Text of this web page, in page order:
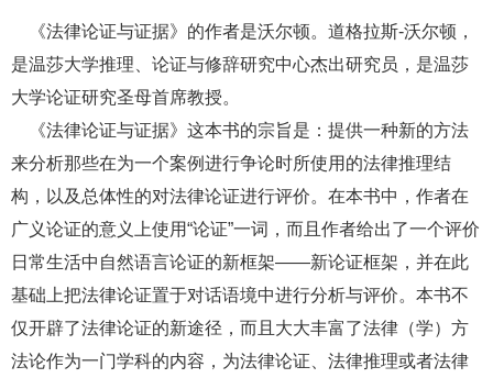
《法律论证与证据》的作者是沃尔顿。道格拉斯-沃尔顿，
是温莎大学推理、论证与修辞研究中心杰出研究员，是温莎
大学论证研究圣母首席教授。
《法律论证与证据》这本书的宗旨是：提供一种新的方法
来分析那些在为一个案例进行争论时所使用的法律推理结
构，以及总体性的对法律论证进行评价。在本书中，作者在
广义论证的意义上使用“论证”一词，而且作者给出了一个评价
日常生活中自然语言论证的新框架——新论证框架，并在此
基础上把法律论证置于对话语境中进行分析与评价。本书不
仅开辟了法律论证的新途径，而且大大丰富了法律（学）方
法论作为一门学科的内容，为法律论证、法律推理或者法律